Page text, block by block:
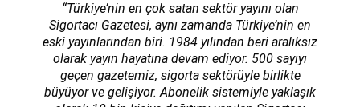
“Türkiye’nin en çok satan sektör yayını olan
Sigortacı Gazetesi, aynı zamanda Türkiye’nin en
eski yayınlarından biri. 1984 yılından beri aralıksız
olarak yayın hayatına devam ediyor. 500 sayıyı
geçen gazetemiz, sigorta sektörüyle birlikte
büyüyor ve gelişiyor. Abonelik sistemiyle yaklaşık